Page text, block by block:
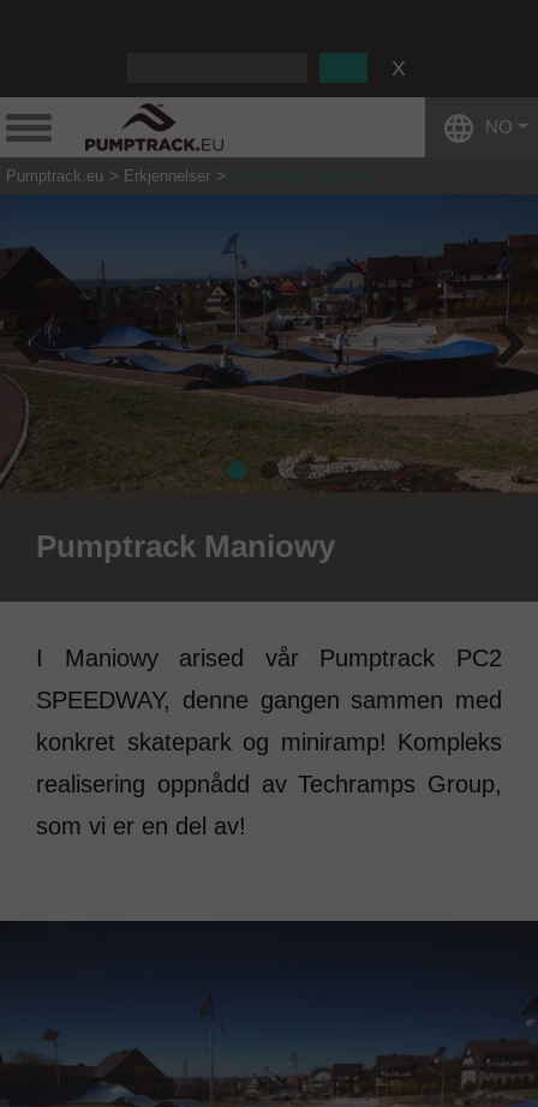
NO
Pumptrack.eu Erkjennelser Pumptrack Maniowy
Pumptrack Maniowy
Previous
I Maniowy arised vår Pumptrack PC2
SPEEDWAY, denne gangen sammen med
konkret skatepark og miniramp! Kompleks
realisering oppnådd av Techramps Group,
som vi er en del av!